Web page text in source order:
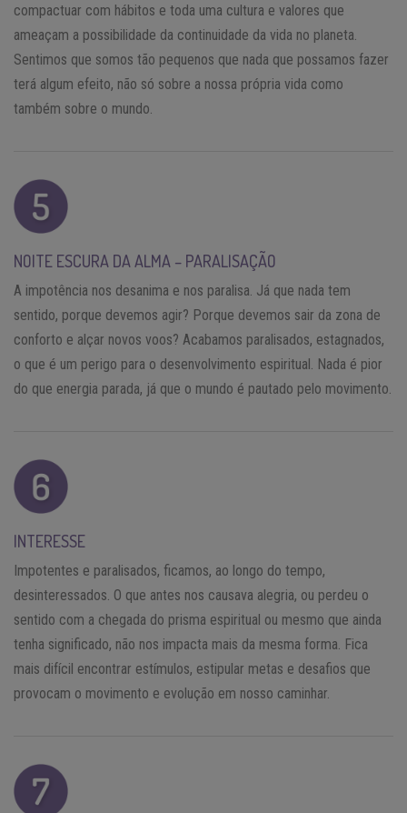
compactuar com hábitos e toda uma cultura e valores que
ameaçam a possibilidade da continuidade da vida no planeta.
Sentimos que somos tão pequenos que nada que possamos fazer
terá algum efeito, não só sobre a nossa própria vida como
também sobre o mundo.
NOITE ESCURA DA ALMA – PARALISAÇÃO
A impotência nos desanima e nos paralisa. Já que nada tem
sentido, porque devemos agir? Porque devemos sair da zona de
conforto e alçar novos voos? Acabamos paralisados, estagnados,
o que é um perigo para o desenvolvimento espiritual. Nada é pior
do que energia parada, já que o mundo é pautado pelo movimento.
INTERESSE
Impotentes e paralisados, ficamos, ao longo do tempo,
desinteressados. O que antes nos causava alegria, ou perdeu o
sentido com a chegada do prisma espiritual ou mesmo que ainda
tenha significado, não nos impacta mais da mesma forma. Fica
mais difícil encontrar estímulos, estipular metas e desafios que
provocam o movimento e evolução em nosso caminhar.